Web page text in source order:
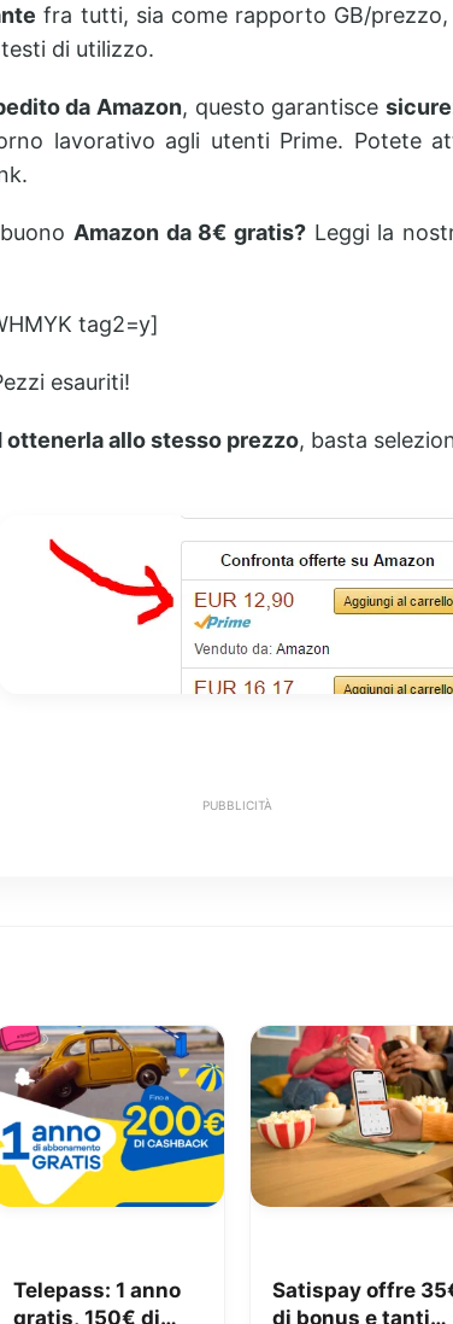
fra tutti, sia come rapporto GB/
di utilizzo.
da Amazon, questo garantisce
lavorativo agli utenti Prime. Potete
Amazon da 8€ gratis? Leggi la
tag2=y]
esauriti!
allo stesso prezzo, basta
PUBBLICITÀ
Telepass: 1 anno
gratis, 150€ di
Satispay offre
di bonus e tanti